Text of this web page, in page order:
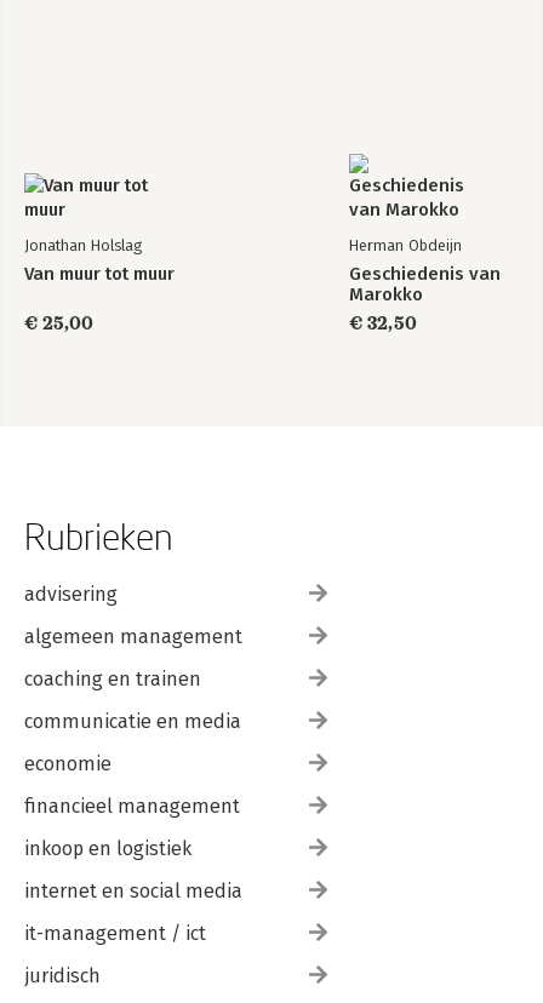
Jonathan Holslag
Van muur tot muur
€ 25,00
Herman Obdeijn
Geschiedenis van
Marokko
€ 32,50
Rubrieken
advisering
algemeen management
coaching en trainen
communicatie en media
economie
financieel management
inkoop en logistiek
internet en social media
it-management / ict
juridisch